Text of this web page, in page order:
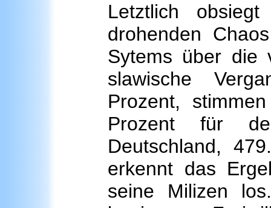
Letztlich
drohenden
Sytems über die
slawische
Prozent,
Prozent für
Deutschland,
erkennt das
seine Milizen